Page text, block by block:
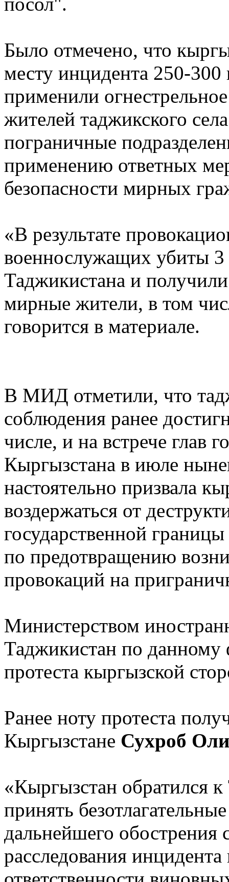
Было отмечено, что
месту инцидента 250-
применили
жителей таджикского
пограничные
применению ответных
безопасности мирных
«В результате
военнослужащих убиты
Таджикистана и
мирные жители, в том
говорится в материале.
В МИД отметили, что
соблюдения ранее
числе, и на встрече глав
Кыргызстана в июле
настоятельно призвала
воздержаться от
государственной
по предотвращению
провокаций на
Министерством
Таджикистан по данному
протеста кыргызской
Ранее ноту протеста
Кыргызстане Сухроб
«Кыргызстан обратился
принять
дальнейшего обострения
расследования